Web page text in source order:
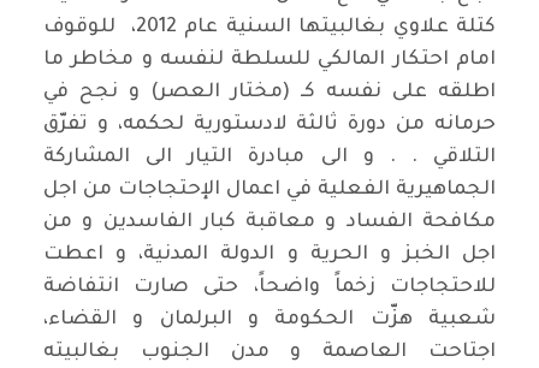
كتلة علاوي بغالبيتها السنية عام 2012، للوقوف
امام احتكار المالكي للسلطة لنفسه و مخاطر ما
اطلقه على نفسه كـ (مختار العصر) و نجح في
حرمانه من دورة ثالثة لادستورية لحكمه، و تفرّق
التلاقي . . و الى مبادرة التيار الى المشاركة
الجماهيرية الفعلية في اعمال الإحتجاجات من اجل
مكافحة الفساد و معاقبة كبار الفاسدين و من
اجل الخبز و الحرية و الدولة المدنية، و اعطت
للاحتجاجات زخماً واضحاً، حتى صارت انتفاضة
شعبية هزّت الحكومة و البرلمان و القضاء،
اجتاحت العاصمة و مدن الجنوب بغالبيته